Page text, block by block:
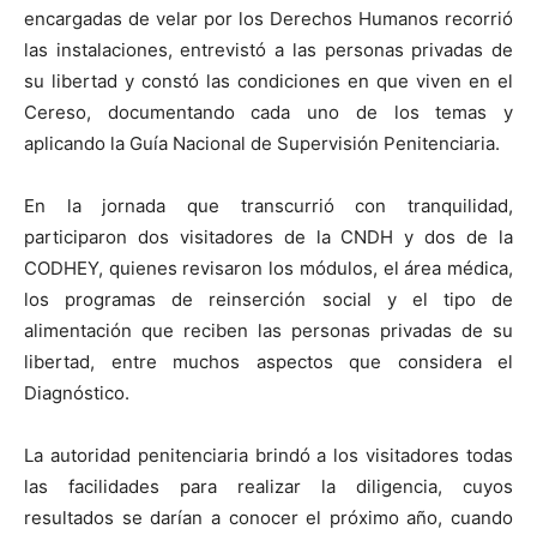
encargadas de velar por los Derechos Humanos recorrió
las instalaciones, entrevistó a las personas privadas de
su libertad y constó las condiciones en que viven en el
Cereso, documentando cada uno de los temas y
aplicando la Guía Nacional de Supervisión Penitenciaria.
En la jornada que transcurrió con tranquilidad,
participaron dos visitadores de la CNDH y dos de la
CODHEY, quienes revisaron los módulos, el área médica,
los programas de reinserción social y el tipo de
alimentación que reciben las personas privadas de su
libertad, entre muchos aspectos que considera el
Diagnóstico.
La autoridad penitenciaria brindó a los visitadores todas
las facilidades para realizar la diligencia, cuyos
resultados se darían a conocer el próximo año, cuando